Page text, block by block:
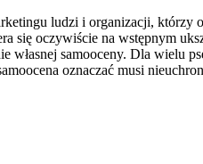
ludzi i organizacji,
się oczywiście na wstępnym
własnej samooceny. Dla wielu
oznaczać musi